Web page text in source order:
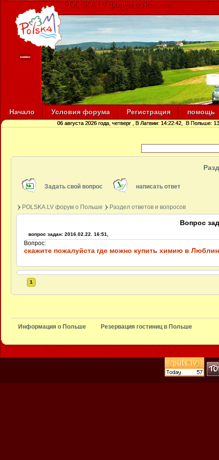
POLSKA.LV форум о Польше
Начало Условия форума Регистрация помощь
06 августа 2026 года, четверг , В Латвии: 14:22:42, В Польше:
Задать свой вопрос написать ответ
POLSKA.LV форум о Польше Раздел ответов и вопросов
Вопрос
вопрос задан: 2016.02.22. 16:51,
Вопрос:
скажите пожалуйста где можно купить химию в
1
Информация о Польше Резервация гостиниц в Польше